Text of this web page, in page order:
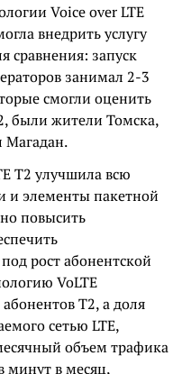
Voice over LTE
внедрить услугу
сравнения: запуск
занимал 2-3
смогли оценить
были жители Томска,
Магадан.
Т2 улучшила всю
и элементы пакетной
повысить
рост абонентской
VoLTE
Т2, а доля
сетью LTE,
объем трафика
минут в месяц,